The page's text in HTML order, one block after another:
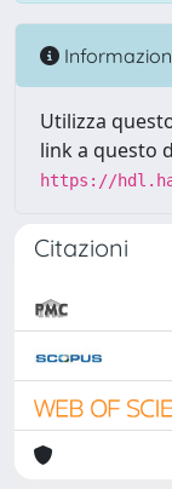
Utilizza
link a questo
https://
Citazioni